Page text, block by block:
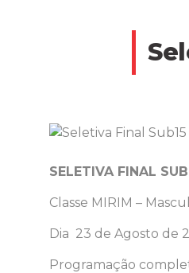
SELETIVA FINAL
Classe MIRIM –
Dia 23 de Agosto de
Programação